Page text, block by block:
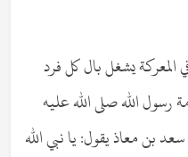
المعركة يشغل بال كل فرد
الله صلى الله عليه
بن معاذ يقول: يا نبي الله